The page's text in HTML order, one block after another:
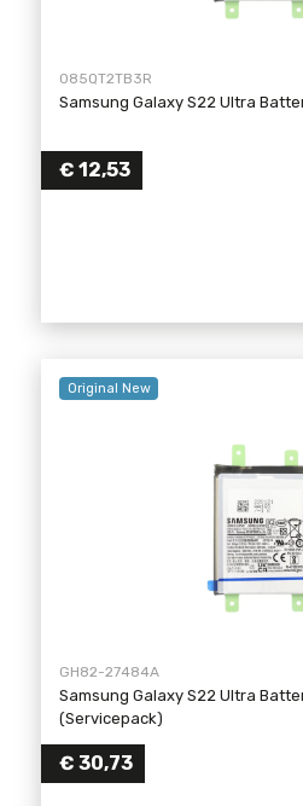
085QT2TB3R
Samsung Galaxy S22 Ultra
€ 12,53
Original New
GH82-27484A
Samsung Galaxy S22 Ultra
(Servicepack)
€ 30,73